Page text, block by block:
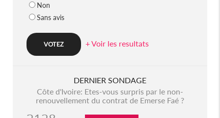
Non
Sans avis
+ Voir les resultats
DERNIER SONDAGE
Côte d'Ivoire: Etes-vous surpris par le non-
renouvellement du contrat de Emerse Faé ?